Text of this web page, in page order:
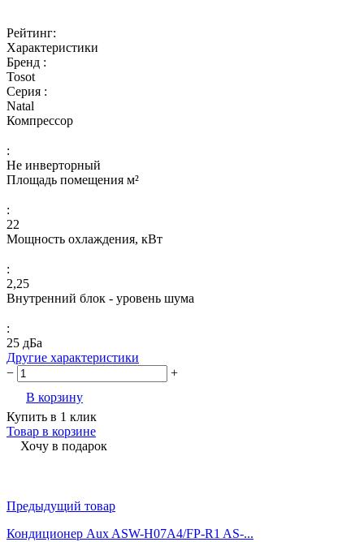
Рейтинг:
Характеристики
Бренд :
Tosot
Серия :
Natal
Компрессор
:
Не инверторный
Площадь помещения м²
:
22
Мощность охлаждения, кВт
:
2,25
Внутренний блок - уровень шума
:
25 дБа
Другие характеристики
−
+
В корзину
Купить в 1 клик
Товар в корзине
Хочу в подарок
Предыдущий товар
Кондиционер Aux ASW-H07A4/FP-R1 AS-...